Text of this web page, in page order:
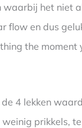
waarbij het niet
flow en dus
the moment
4 lekken
prikkels,